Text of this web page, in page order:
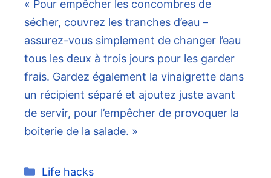
« Pour empêcher les concombres de
sécher, couvrez les tranches d’eau –
assurez-vous simplement de changer l’eau
tous les deux à trois jours pour les garder
frais. Gardez également la vinaigrette dans
un récipient séparé et ajoutez juste avant
de servir, pour l’empêcher de provoquer la
boiterie de la salade. »
Catégories
Life hacks